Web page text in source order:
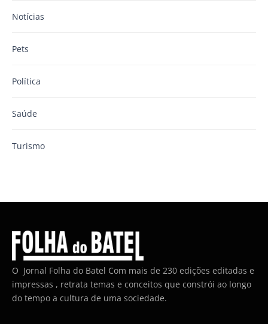
Notícias
Pets
Política
Saúde
Turismo
O Jornal Folha do Batel Com mais de 230 edições editadas e
impressas , retrata temas e conceitos que constrói ao longo
do tempo a cultura de uma sociedade.